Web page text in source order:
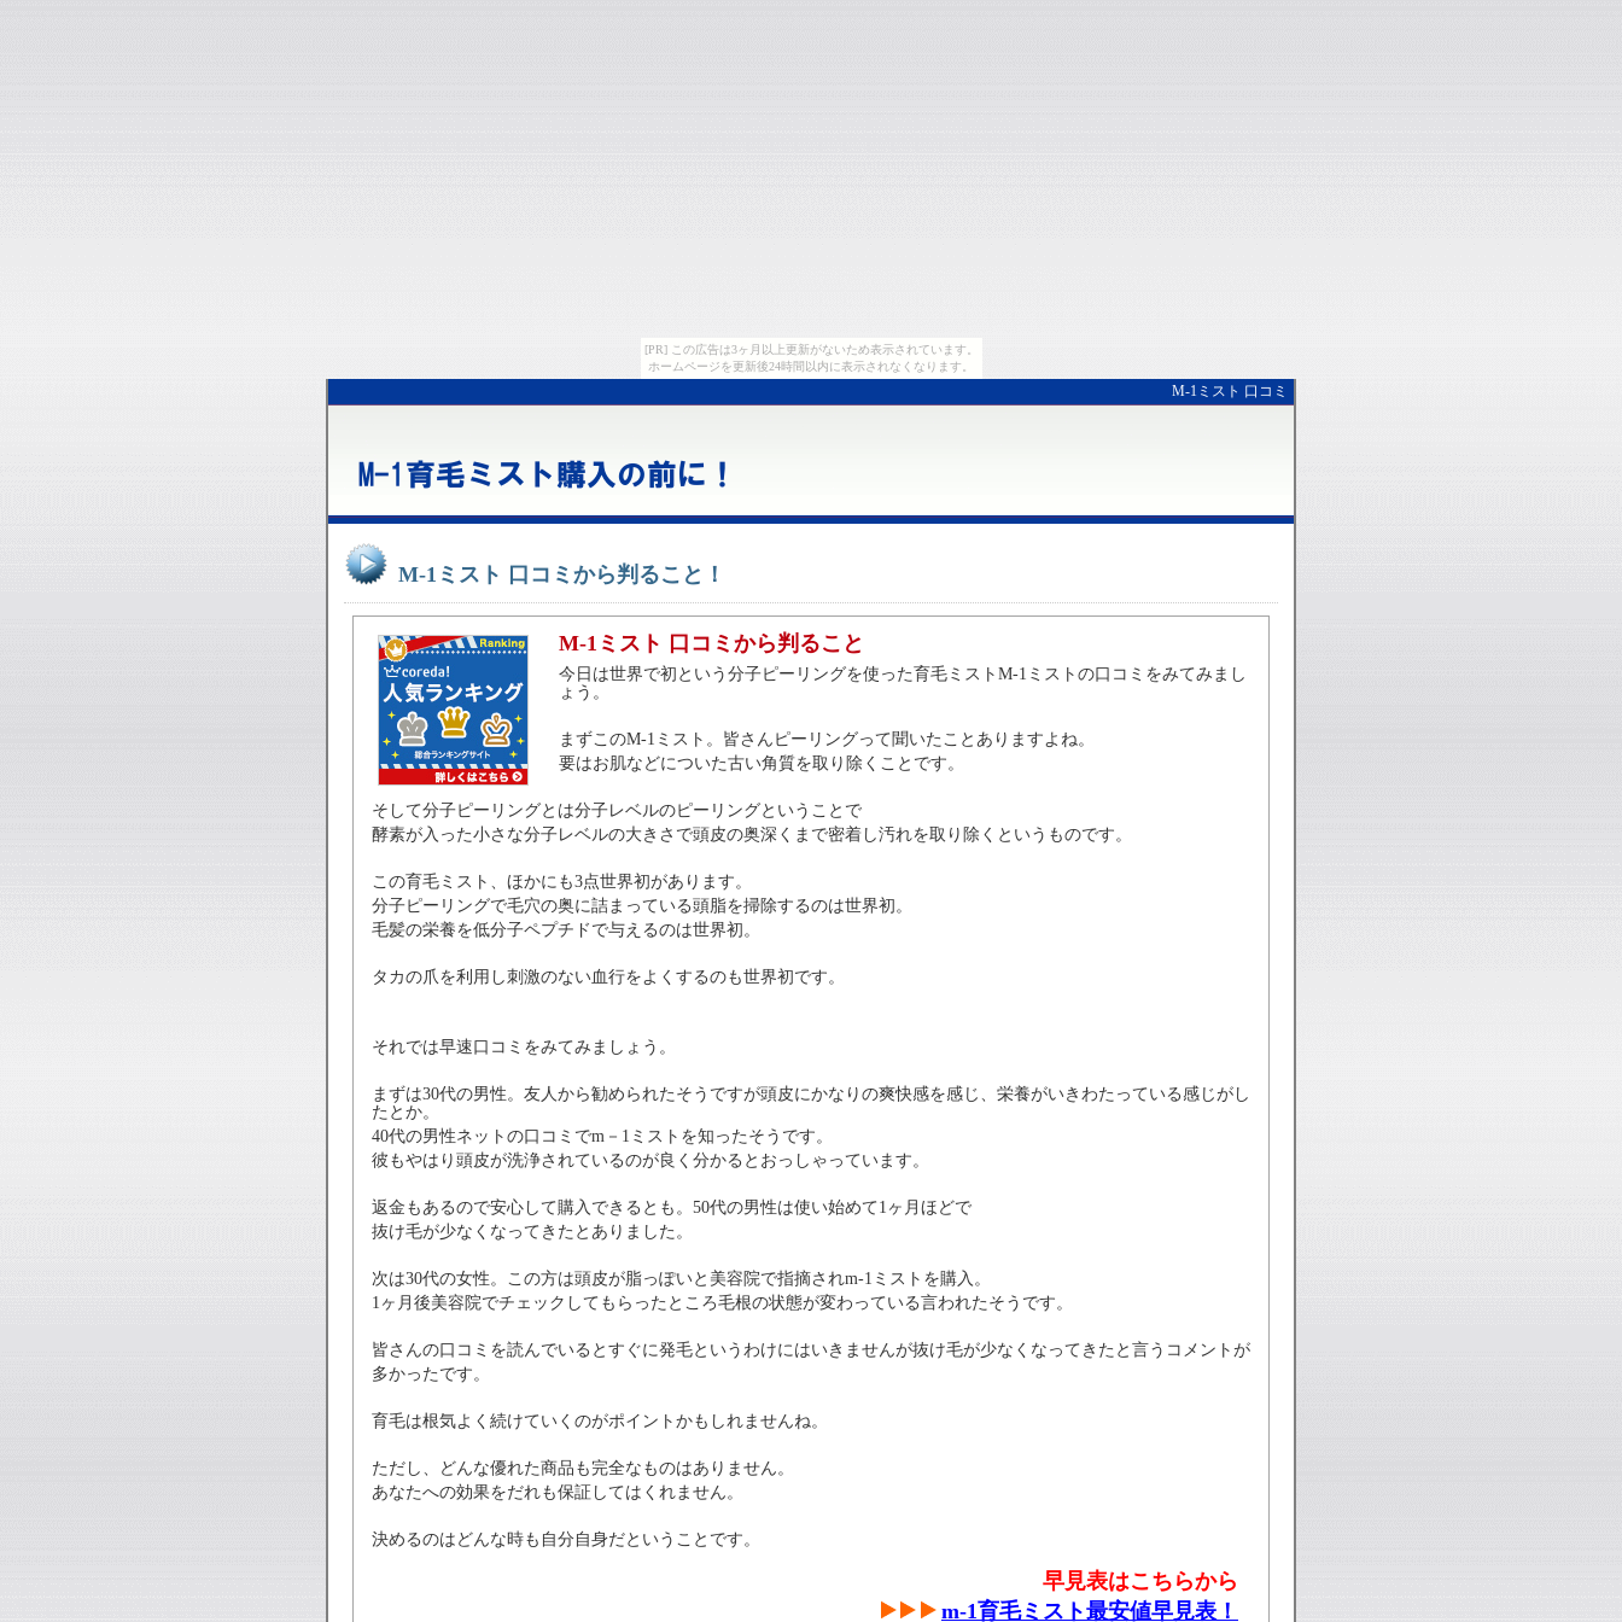
[PR] この広告は3ヶ月以上更新がないため表示されています。
ホームページを更新後24時間以内に表示されなくなります。
M-1ミスト 口コミ
M-1ミスト 口コミから判ること！
M-1ミスト 口コミから判ること
今日は世界で初という分子ピーリングを使った育毛ミストM-1ミストの口コミをみてみまし
ょう。
まずこのM-1ミスト。皆さんピーリングって聞いたことありますよね。
要はお肌などについた古い角質を取り除くことです。
そして分子ピーリングとは分子レベルのピーリングということで
酵素が入った小さな分子レベルの大きさで頭皮の奥深くまで密着し汚れを取り除くというものです。
この育毛ミスト、ほかにも3点世界初があります。
分子ピーリングで毛穴の奥に詰まっている頭脂を掃除するのは世界初。
毛髪の栄養を低分子ペプチドで与えるのは世界初。
タカの爪を利用し刺激のない血行をよくするのも世界初です。
それでは早速口コミをみてみましょう。
まずは30代の男性。友人から勧められたそうですが頭皮にかなりの爽快感を感じ、栄養がいきわたっている感じがし
たとか。
40代の男性ネットの口コミでm－1ミストを知ったそうです。
彼もやはり頭皮が洗浄されているのが良く分かるとおっしゃっています。
返金もあるので安心して購入できるとも。50代の男性は使い始めて1ヶ月ほどで
抜け毛が少なくなってきたとありました。
次は30代の女性。この方は頭皮が脂っぽいと美容院で指摘されm-1ミストを購入。
1ヶ月後美容院でチェックしてもらったところ毛根の状態が変わっている言われたそうです。
皆さんの口コミを読んでいるとすぐに発毛というわけにはいきませんが抜け毛が少なくなってきたと言うコメントが
多かったです。
育毛は根気よく続けていくのがポイントかもしれませんね。
ただし、どんな優れた商品も完全なものはありません。
あなたへの効果をだれも保証してはくれません。
決めるのはどんな時も自分自身だということです。
早見表はこちらから
m-1育毛ミスト最安値早見表！